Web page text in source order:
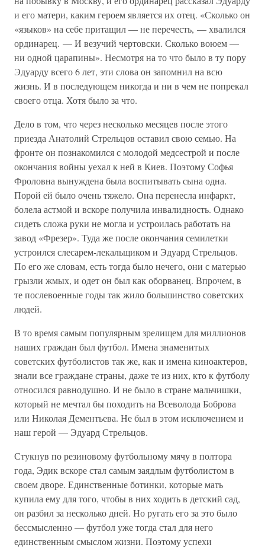
и его матери, каким героем является их отец. «Сколько он
«языков» на себе притащил — не перечесть, — хвалился
ординарец. — И везучий чертовски. Сколько воюем —
ни одной царапины». Несмотря на то что было в ту пору
Эдуарду всего 6 лет, эти слова он запомнил на всю
жизнь. И в последующем никогда и ни в чем не попрекал
своего отца. Хотя было за что.
Дело в том, что через несколько месяцев после этого
приезда Анатолий Стрельцов оставил свою семью. На
фронте он познакомился с молодой медсестрой и после
окончания войны уехал к ней в Киев. Поэтому Софья
Фроловна вынуждена была воспитывать сына одна.
Порой ей было очень тяжело. Она перенесла инфаркт,
болела астмой и вскоре получила инвалидность. Однако
сидеть сложа руки не могла и устроилась работать на
завод «Фрезер». Туда же после окончания семилетки
устроился слесарем-лекальщиком и Эдуард Стрельцов.
По его же словам, есть тогда было нечего, они с матерью
грызли жмых, и одет он был как оборванец. Впрочем, в
те послевоенные годы так жило большинство советских
людей.
В то время самым популярным зрелищем для миллионов
наших граждан был футбол. Имена знаменитых
советских футболистов так же, как и имена киноактеров,
знали все граждане страны, даже те из них, кто к футболу
относился равнодушно. И не было в стране мальчишки,
который не мечтал бы походить на Всеволода Боброва
или Николая Дементьева. Не был в этом исключением и
наш герой — Эдуард Стрельцов.
Стукнув по резиновому футбольному мячу в полтора
года, Эдик вскоре стал самым заядлым футболистом в
своем дворе. Единственные ботинки, которые мать
купила ему для того, чтобы в них ходить в детский сад,
он разбил за несколько дней. Но ругать его за это было
бессмысленно — футбол уже тогда стал для него
единственным смыслом жизни. Поэтому успехи